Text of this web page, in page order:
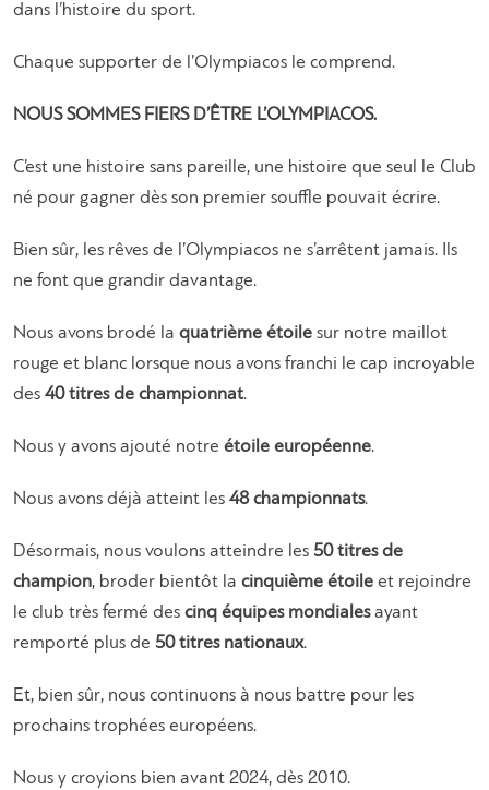
dans l’histoire du sport.
Chaque supporter de l’Olympiacos le comprend.
NOUS SOMMES FIERS D’ÊTRE L’OLYMPIACOS.
C’est une histoire sans pareille, une histoire que seul le Club
né pour gagner dès son premier souffle pouvait écrire.
Bien sûr, les rêves de l’Olympiacos ne s’arrêtent jamais. Ils
ne font que grandir davantage.
Nous avons brodé la quatrième étoile sur notre maillot
rouge et blanc lorsque nous avons franchi le cap incroyable
des 40 titres de championnat.
Nous y avons ajouté notre étoile européenne.
Nous avons déjà atteint les 48 championnats.
Désormais, nous voulons atteindre les 50 titres de
champion, broder bientôt la cinquième étoile et rejoindre
le club très fermé des cinq équipes mondialesayant
remporté plus de 50 titres nationaux.
Et, bien sûr, nous continuons à nous battre pour les
prochains trophées européens.
Nous y croyions bien avant 2024, dès 2010.